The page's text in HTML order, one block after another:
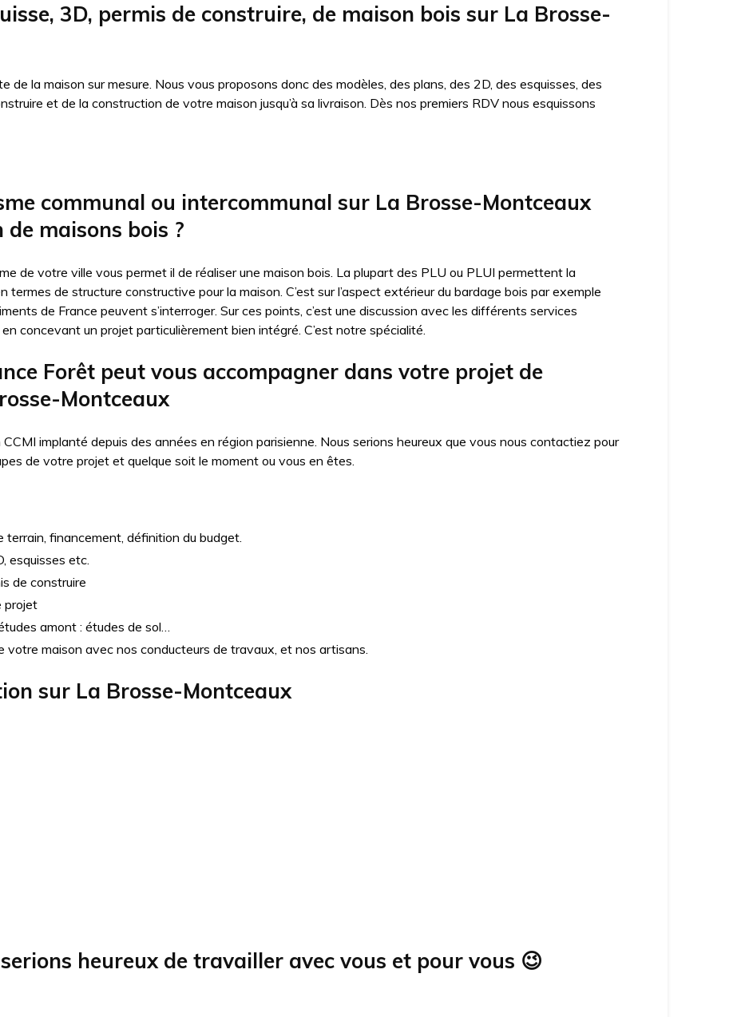
3D, permis de construire, de maison bois sur La Brosse-
de la maison sur mesure. Nous vous proposons donc des modèles, des plans, des 2D, des esquisses, des
et de la construction de votre maison jusqu’à sa livraison. Dès nos premiers RDV nous esquissons
communal ou intercommunal sur La Brosse-Montceaux
maisons bois ?
de votre ville vous permet il de réaliser une maison bois. La plupart des PLU ou PLUI permettent la
termes de structure constructive pour la maison. C’est sur l’aspect extérieur du bardage bois par exemple
de France peuvent s’interroger. Sur ces points, c’est une discussion avec les différents services
concevant un projet particulièrement bien intégré. C’est notre spécialité.
Forêt peut vous accompagner dans votre projet de
Montceaux
implanté depuis des années en région parisienne. Nous serions heureux que vous nous contactiez pour
de votre projet et quelque soit le moment ou vous en êtes.
terrain, financement, définition du budget.
esquisses etc.
de construire
projet
amont : études de sol…
votre maison avec nos conducteurs de travaux, et nos artisans.
sur La Brosse-Montceaux
heureux de travailler avec vous et pour vous 😉